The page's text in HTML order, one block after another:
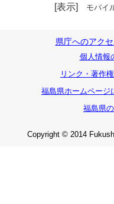
[表示] モバイ
県庁へのアクセ
個人情報
リンク・著作
福島県ホームページ
福島県
Copyright © 2014